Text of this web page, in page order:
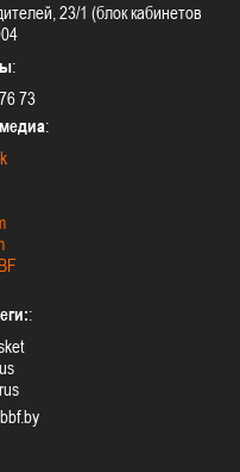
23/1 (блок кабинетов
:
73
:
: